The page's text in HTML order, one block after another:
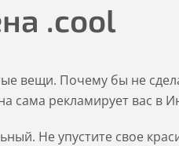
.cool
вещи. Почему бы не
сама рекламирует вас в
Не упустите свое